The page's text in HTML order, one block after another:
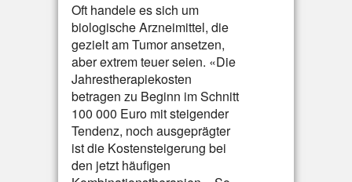
Oft handele es sich um
biologische Arzneimittel, die
gezielt am Tumor ansetzen,
aber extrem teuer seien. «Die
Jahrestherapiekosten
betragen zu Beginn im Schnitt
100 000 Euro mit steigender
Tendenz, noch ausgeprägter
ist die Kostensteigerung bei
den jetzt häufigen